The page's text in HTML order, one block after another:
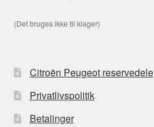
(Det bruges ikke til klager)
Citroën Peugeot reservedele
Privatlivspolitik
Betalinger